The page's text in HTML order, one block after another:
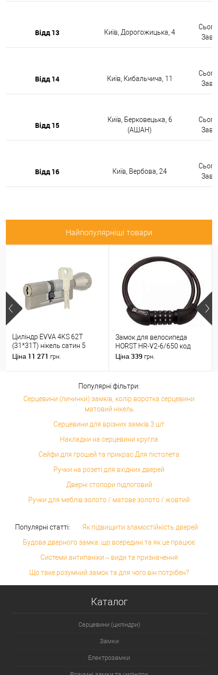
Відд 13 Київ, Дорогожицька, 4
Відд 14 Київ, Кибальчича, 11
Відд 15
Київ, Берковецька, 6
(АШАН)
Відд 16 Київ, Вербова, 24
Найпопулярніші товари
Циліндр EVVA 4KS 62T
(31*31T) нікель сатин 5
ключів
Ціна 11 271 грн.
Замок для велосипеда
HORST HR-V2-6/650 код
Ціна 339 грн.
Популярні фільтри:
Серцевини (личинки) замків, колір воротка серцевини
матовий нікель
Серцевини для врізних замків 3 шт
Накладки на серцевини кругла
Сейфи для грошей та прикрас Для пістолета
Ручки на розеті для вхідних дверей
Дверні стопори підлоговий
Ручки для меблів золото / матове золото / жовтий
Популярні статті:
Як підвищити зламостійкість дверей
Будова дверного замка: що всередині та як це працює
Системи антипаніки – види та призначення
Що таке розумний замок та для чого він потрібен?
Каталог
Серцевини (циліндри)
Замки
Електрозамки